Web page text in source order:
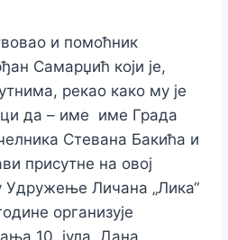
и помоћник
Самарџић који је,
рекао како му је
да – име име Града
Стевана Бакића и
присутне на овој
Удружење Личана „Лика“
организује